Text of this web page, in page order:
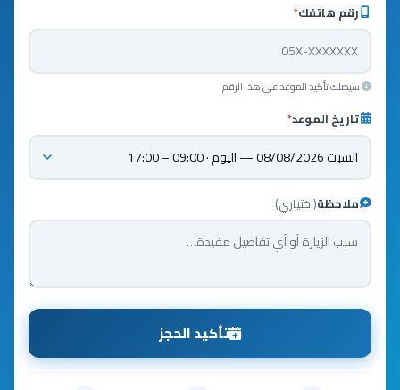
رقم هاتفك*
سيصلك تأكيد الموعد على هذا الرقم
تاريخ الموعد*
ملاحظة(اختياري)
تأكيد الحجز